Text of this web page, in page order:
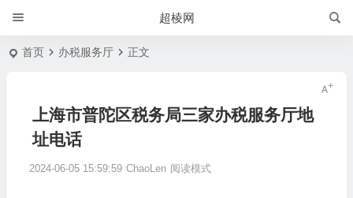
超棱网
首页 办税服务厅 正文
上海市普陀区税务局三家办税服务厅地
址电话
2024-06-05 15:59:59 ChaoLen 阅读模式